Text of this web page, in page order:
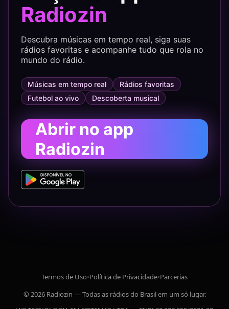
Radiozin
Descubra músicas em tempo real, siga suas
rádios favoritas e acompanhe tudo que rola no
mundo do rádio.
Músicas em tempo real
Rádios favoritas
Futebol ao vivo
Descoberta musical
Abrir no app
Radiozin
Termos de Uso•Política de Privacidade•Parcerias
© 2026 Radiozin — Todas as rádios do Brasil em um só lugar.